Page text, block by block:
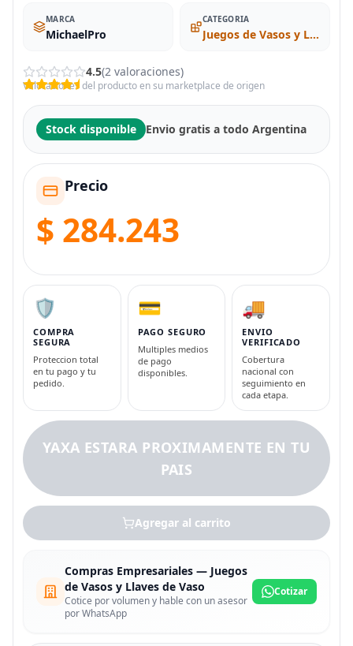
MARCA
MichaelPro
CATEGORIA
Juegos de Vasos y Llaves de Vaso
4.5(2 valoraciones)
Valoraciones del producto en su marketplace de origen
Stock disponible Envio gratis a todo Argentina
Precio
$ 284.243
🛡️
COMPRA
SEGURA
Proteccion total
en tu pago y tu
pedido.
💳
PAGO SEGURO
Multiples medios
de pago
disponibles.
🚚
ENVIO
VERIFICADO
Cobertura
nacional con
seguimiento en
cada etapa.
YAXA ESTARA PROXIMAMENTE EN TU
PAIS
Agregar al carrito
Compras Empresariales — Juegos
de Vasos y Llaves de Vaso
Cotice por volumen y hable con un asesor
por WhatsApp
Cotizar